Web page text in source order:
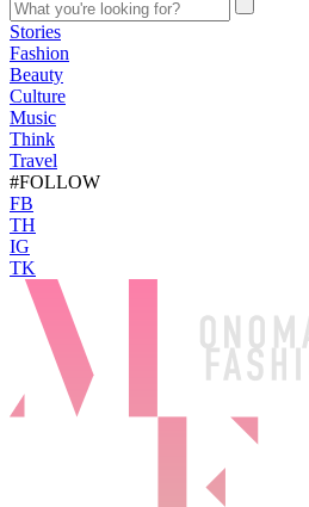
Stories
Fashion
Beauty
Culture
Music
Think
Travel
#FOLLOW
FB
TH
IG
TK